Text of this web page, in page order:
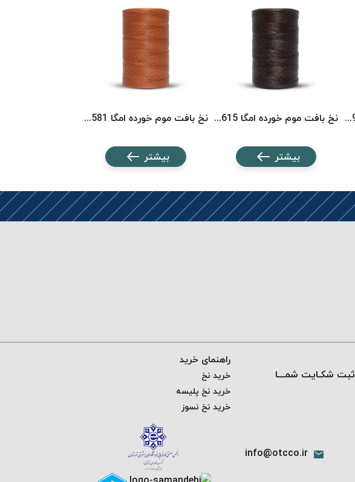
نخ بافت موم خورده امگا 2905 (500 متری) OMEGA نخ بافت موم خورده امگا 6615 (500 متری) OMEGA
بیشتر
نخ بافت موم خورده امگا 6581 (500 متری) OMEGA
بیشتر
ثبت شکـایت شمـــا
info@otcco.ir
راهنمای خرید
خرید نخ
خرید نخ پلیسه
خرید نخ نسوز